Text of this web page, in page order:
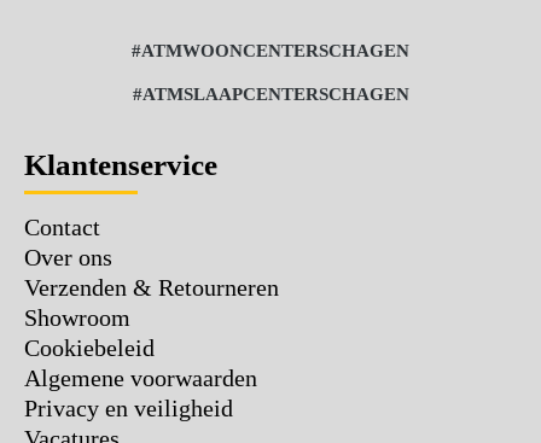
#ATMWOONCENTERSCHAGEN
#ATMSLAAPCENTERSCHAGEN
Klantenservice
Contact
Over ons
Verzenden & Retourneren
Showroom
Cookiebeleid
Algemene voorwaarden
Privacy en veiligheid